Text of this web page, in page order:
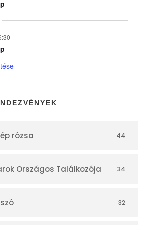
rózsa 44
Országos Találkozója 34
32